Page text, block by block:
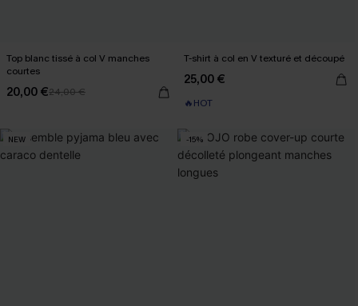
Top blanc tissé à col V manches
courtes
20,00 €24,00 €
T-shirt à col en V texturé et découpé
25,00 €
🔥HOT
NEW -15%